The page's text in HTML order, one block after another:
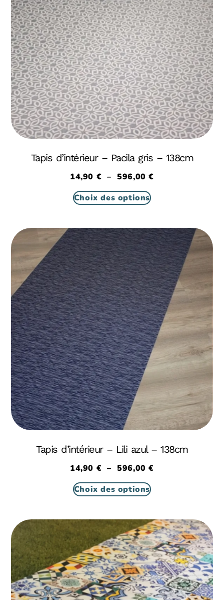
Tapis d’intérieur – Pacila gris – 138cm
14,90 € – 596,00€
Choix des options
Tapis d’intérieur – Lili azul – 138cm
14,90 € – 596,00€
Choix des options